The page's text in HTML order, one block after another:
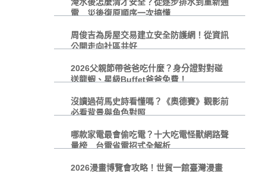
電 災後復原順序一次搞懂
周俊吉為房屋交易建立安全防護網！從資訊
公開走向社區共好
2026父親節帶爸爸吃什麼？身分證對對碰
送龍蝦、星級Buffet爸爸免費！
沒讀過荷馬史詩看懂嗎？《奧德賽》觀影前
必看背景與角色對照
哪款家電最會偷吃電？十大吃電怪獸網路聲
量榜 台電省電招式全解析
2026漫畫博覽會攻略！世貿一館臺灣漫畫